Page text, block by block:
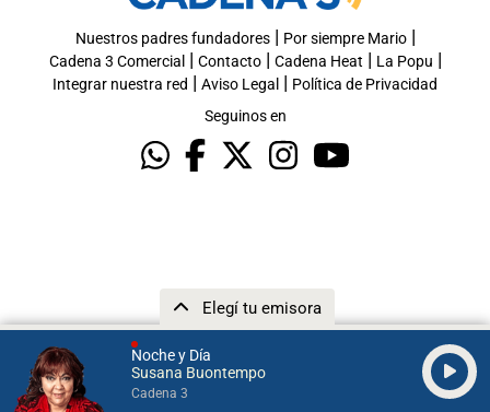
Noche y Día
Susana Buontempo
Cadena 3
Elegí tu emisora
Nuestros padres fundadores| Por siempre Mario|
Cadena 3 Comercial | Contacto| Cadena Heat | La Popu |
Integrar nuestra red | Aviso Legal | Política de Privacidad
Seguinos en